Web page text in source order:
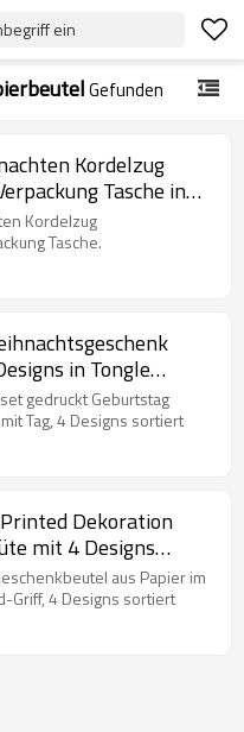
ein
Gefunden
Kordelzug
Tasche in
Kordelzug
Tasche.
in Tongle
gedruckt Geburtstag
Tag, 4 Designs sortiert
Dekoration
mit 4 Designs
Verpackungaus Papier im
Griff, 4 Designs sortiert